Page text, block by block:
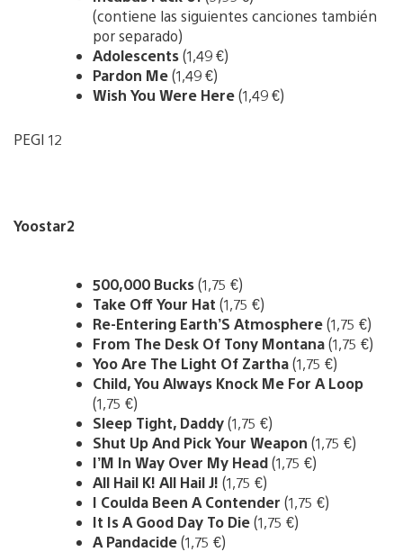
(contiene las siguientes canciones también
por separado)
Adolescents(1,49 €)
Pardon Me(1,49 €)
Wish You Were Here(1,49 €)
PEGI 12
Yoostar2
500,000 Bucks(1,75 €)
Take Off Your Hat (1,75 €)
Re-Entering Earth’S Atmosphere(1,75 €)
From The Desk Of Tony Montana(1,75 €)
Yoo Are The Light Of Zartha(1,75 €)
Child, You Always Knock Me For A Loop
(1,75 €)
Sleep Tight, Daddy(1,75 €)
Shut Up And Pick Your Weapon (1,75 €)
I’M In Way Over My Head(1,75 €)
All Hail K! All Hail J! (1,75 €)
I Coulda Been A Contender (1,75 €)
It Is A Good Day To Die(1,75 €)
A Pandacide(1,75 €)